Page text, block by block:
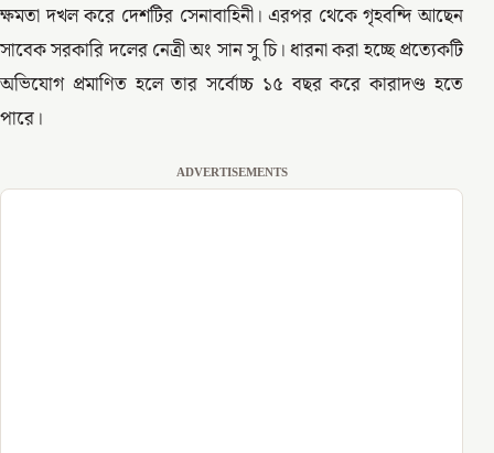
ক্ষমতা দখল করে দেশটির সেনাবাহিনী। এরপর থেকে গৃহবন্দি আছেন
সাবেক সরকারি দলের নেত্রী অং সান সু চি। ধারনা করা হচ্ছে প্রত্যেকটি
অভিযোগ প্রমাণিত হলে তার সর্বোচ্চ ১৫ বছর করে কারাদণ্ড হতে
পারে।
ADVERTISEMENTS